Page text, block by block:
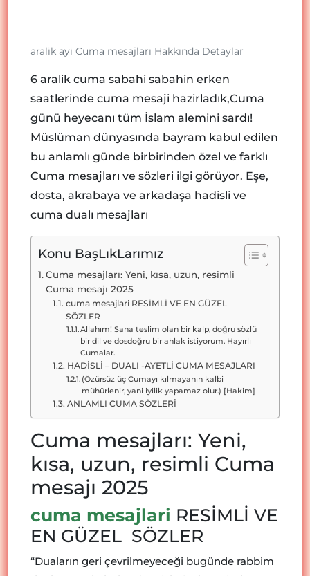
aralik ayi Cuma mesajları Hakkında Detaylar
6 aralik cuma sabahi sabahin erken
saatlerinde cuma mesaji hazirladık,Cuma
günü heyecanı tüm İslam alemini sardı!
Müslüman dünyasında bayram kabul edilen
bu anlamlı günde birbirinden özel ve farklı
Cuma mesajları ve sözleri ilgi görüyor. Eşe,
dosta, akrabaya ve arkadaşa hadisli ve
cuma dualı mesajları
Konu BaşLıkLarımız
Cuma mesajları: Yeni, kısa, uzun, resimli
Cuma mesajı 2025
cuma mesajlari RESİMLİ VE EN GÜZEL
SÖZLER
Allahım! Sana teslim olan bir kalp, doğru sözlü
bir dil ve dosdoğru bir ahlak istiyorum. Hayırlı
Cumalar.
HADİSLİ – DUALI -AYETLİ CUMA MESAJLARI
(Özürsüz üç Cumayı kılmayanın kalbi
mühürlenir, yani iyilik yapamaz olur.) [Hakim]
ANLAMLI CUMA SÖZLERİ
Cuma mesajları: Yeni,
kısa, uzun, resimli Cuma
mesajı 2025
cuma mesajlari RESİMLİ VE
EN GÜZEL SÖZLER
“Duaların geri çevrilmeyeceği bugünde rabbim